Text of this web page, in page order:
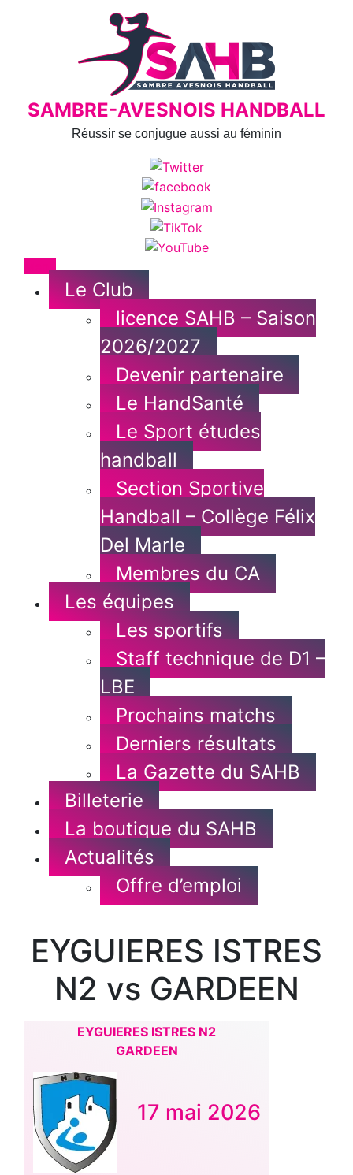
SAMBRE-AVESNOIS HANDBALL
Réussir se conjugue aussi au féminin
Menu
Le Club
licence SAHB – Saison
2026/2027
Devenir partenaire
Le HandSanté
Le Sport études
handball
Section Sportive
Handball – Collège Félix
Del Marle
Membres du CA
Les équipes
Les sportifs
Staff technique de D1 –
LBE
Prochains matchs
Derniers résultats
La Gazette du SAHB
Billeterie
La boutique du SAHB
Actualités
Offre d’emploi
EYGUIERES ISTRES
N2 vs GARDEEN
EYGUIERES ISTRES N2
GARDEEN
17 mai 2026